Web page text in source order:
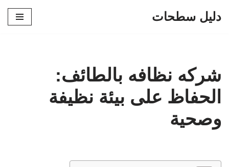
دليل سطحات
شركه نظافه بالطائف:
الحفاظ على بيئة نظيفة
وصحية